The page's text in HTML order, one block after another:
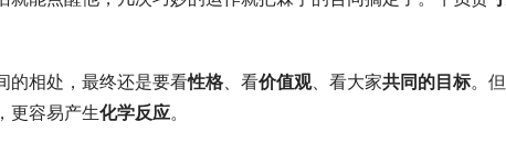
的相处，最终还是要看性格、看价值观、看大家共同的目标。
，更容易产生化学反应。